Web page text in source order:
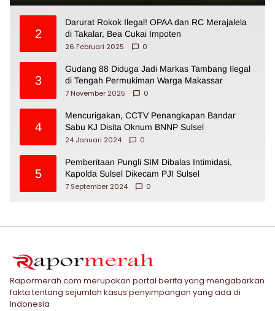
2
Darurat Rokok Ilegal! OPAA dan RC Merajalela
di Takalar, Bea Cukai Impoten
26 Februari 2025
0
3
Gudang 88 Diduga Jadi Markas Tambang Ilegal
di Tengah Permukiman Warga Makassar
7 November 2025
0
4
Mencurigakan, CCTV Penangkapan Bandar
Sabu KJ Disita Oknum BNNP Sulsel
24 Januari 2024
0
5
Pemberitaan Pungli SIM Dibalas Intimidasi,
Kapolda Sulsel Dikecam PJI Sulsel
7 September 2024
0
Rapormerah.com merupakan portal berita yang mengabarkan
fakta tentang sejumlah kasus penyimpangan yang ada di
Indonesia